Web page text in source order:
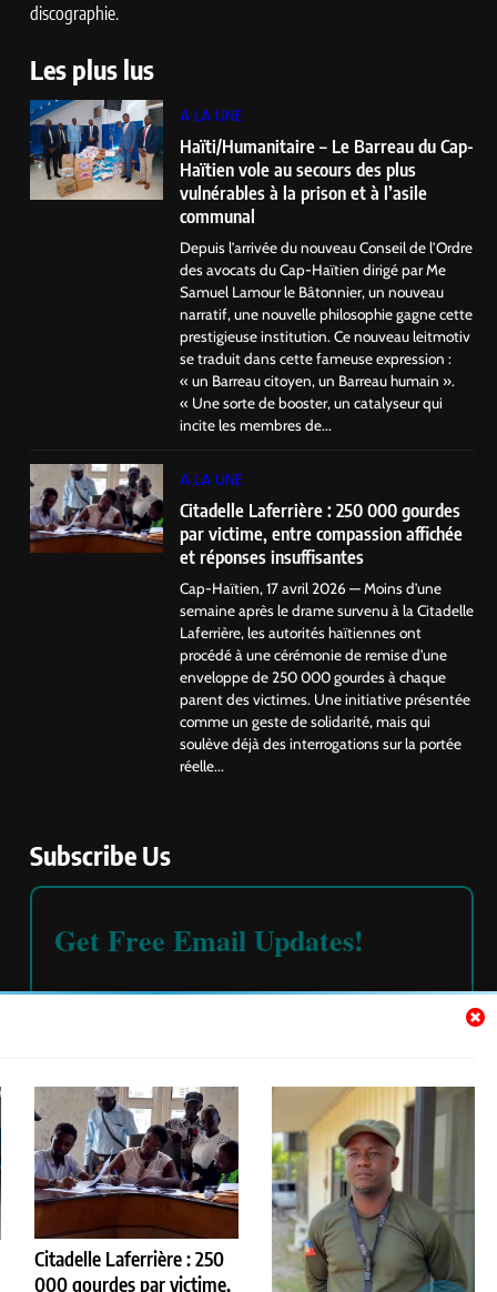
Citadelle Laferrière : 250
000 gourdes par victime,
discographie.
Les plus lus
A LA UNE
Haïti/Humanitaire – Le Barreau du Cap-
Haïtien vole au secours des plus
vulnérables à la prison et à l’asile
communal
Depuis l’arrivée du nouveau Conseil de l’Ordre
des avocats du Cap-Haïtien dirigé par Me
Samuel Lamour le Bâtonnier, un nouveau
narratif, une nouvelle philosophie gagne cette
prestigieuse institution. Ce nouveau leitmotiv
se traduit dans cette fameuse expression :
« un Barreau citoyen, un Barreau humain ».
« Une sorte de booster, un catalyseur qui
incite les membres de...
A LA UNE
Citadelle Laferrière : 250 000 gourdes
par victime, entre compassion affichée
et réponses insuffisantes
Cap-Haïtien, 17 avril 2026 — Moins d’une
semaine après le drame survenu à la Citadelle
Laferrière, les autorités haïtiennes ont
procédé à une cérémonie de remise d’une
enveloppe de 250 000 gourdes à chaque
parent des victimes. Une initiative présentée
comme un geste de solidarité, mais qui
soulève déjà des interrogations sur la portée
réelle...
Subscribe Us
Get Free Email Updates!
Please read ourterms and conditions